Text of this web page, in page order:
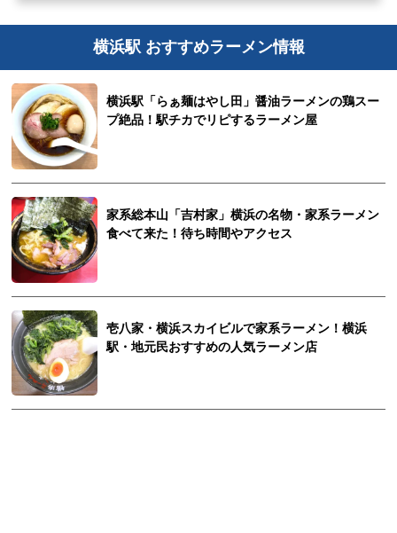
横浜駅 おすすめラーメン情報
横浜駅「らぁ麺はやし田」醤油ラーメンの鶏スー
プ絶品！駅チカでリピするラーメン屋
家系総本山「吉村家」横浜の名物・家系ラーメン
食べて来た！待ち時間やアクセス
壱八家・横浜スカイビルで家系ラーメン！横浜
駅・地元民おすすめの人気ラーメン店